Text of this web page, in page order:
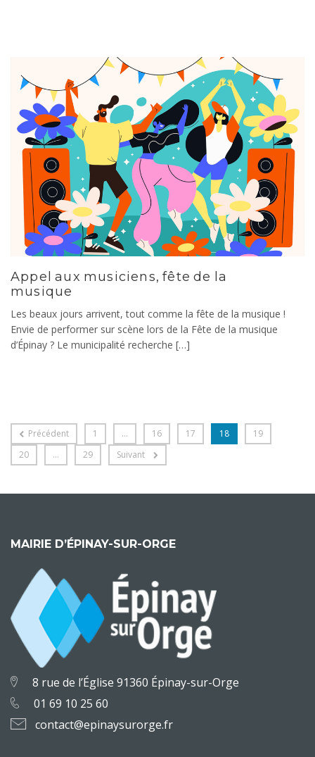
Appel aux musiciens, fête de la
musique
Les beaux jours arrivent, tout comme la fête de la musique !
Envie de performer sur scène lors de la Fête de la musique
d’Épinay ? Le municipalité recherche […]
Précédent 1 … 16 17 18
19
20
… 29 Suivant
MAIRIE D’ÉPINAY-SUR-ORGE
8 rue de l’Église 91360 Épinay-sur-Orge
01 69 10 25 60
contact@epinaysurorge.fr